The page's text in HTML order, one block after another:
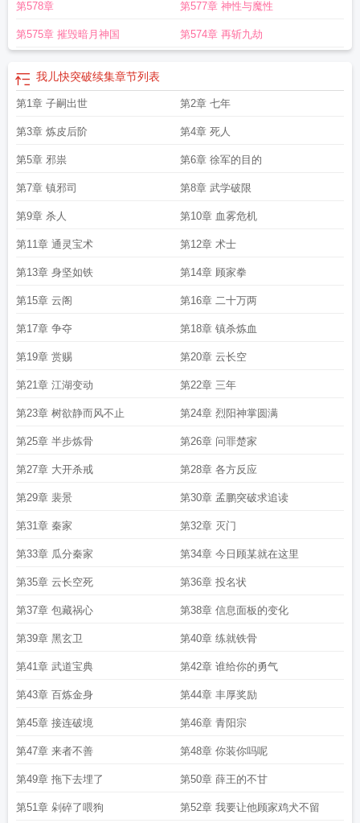
第578章 第577章 神性与魔性
第575章 摧毁暗月神国 第574章 再斩九劫
我儿快突破续集章节列表
第1章 子嗣出世 第2章 七年
第3章 炼皮后阶 第4章 死人
第5章 邪祟 第6章 徐军的目的
第7章 镇邪司 第8章 武学破限
第9章 杀人 第10章 血雾危机
第11章 通灵宝术 第12章 术士
第13章 身坚如铁 第14章 顾家拳
第15章 云阁 第16章 二十万两
第17章 争夺 第18章 镇杀炼血
第19章 赏赐 第20章 云长空
第21章 江湖变动 第22章 三年
第23章 树欲静而风不止 第24章 烈阳神掌圆满
第25章 半步炼骨 第26章 问罪楚家
第27章 大开杀戒 第28章 各方反应
第29章 裴景 第30章 孟鹏突破求追读
第31章 秦家 第32章 灭门
第33章 瓜分秦家 第34章 今日顾某就在这里
第35章 云长空死 第36章 投名状
第37章 包藏祸心 第38章 信息面板的变化
第39章 黑玄卫 第40章 练就铁骨
第41章 武道宝典 第42章 谁给你的勇气
第43章 百炼金身 第44章 丰厚奖励
第45章 接连破境 第46章 青阳宗
第47章 来者不善 第48章 你装你吗呢
第49章 拖下去埋了 第50章 薛王的不甘
第51章 剁碎了喂狗 第52章 我要让他顾家鸡犬不留